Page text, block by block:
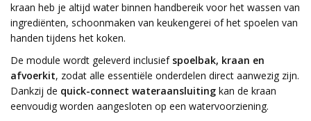
kraan heb je altijd water binnen handbereik voor het wassen van
ingrediënten, schoonmaken van keukengerei of het spoelen van
handen tijdens het koken.
De module wordt geleverd inclusief spoelbak, kraan en
afvoerkit, zodat alle essentiële onderdelen direct aanwezig zijn.
Dankzij de quick-connect wateraansluiting kan de kraan
eenvoudig worden aangesloten op een watervoorziening.